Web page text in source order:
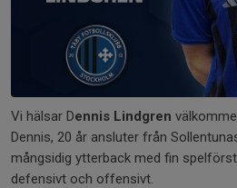
Vi hälsar Dennis Lindgren
Dennis, 20 år ansluter från
mångsidig ytterback med fin
defensivt och offensivt.